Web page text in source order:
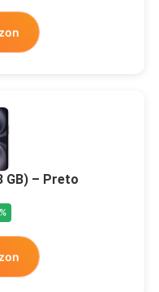
GB) – Preto